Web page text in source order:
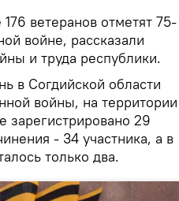
ветеранов отметят 75-
войне, рассказали
и труда республики.
в Согдийской области
войны, на территории
зарегистрировано 29
- 34 участника, а в
только два.